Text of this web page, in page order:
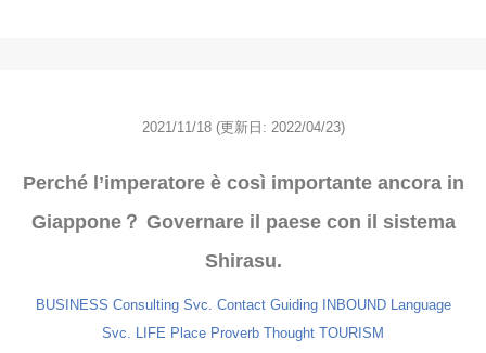
2021/11/18 (更新日: 2022/04/23)
Perché l’imperatore è così importante ancora in
Giappone？ Governare il paese con il sistema
Shirasu.
BUSINESS Consulting Svc. Contact Guiding INBOUND Language
Svc. LIFE Place Proverb Thought TOURISM